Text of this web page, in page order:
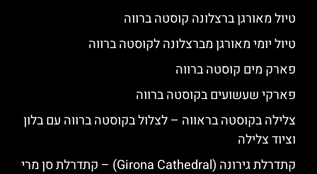
טיול מאורגן ברצלונה קוסטה ברווה
טיול יומי מאורגן מברצלונה לקוסטה ברווה
פארק מים קוסטה ברווה
פארקי שעשועים בקוסטה ברווה
צלילה בקוסטה בראווה – לצלול בקוסטה ברווה עם בלון
וציוד צלילה
קתדרלת גירונה (Girona Cathedral) – קתדרלת סן מרי